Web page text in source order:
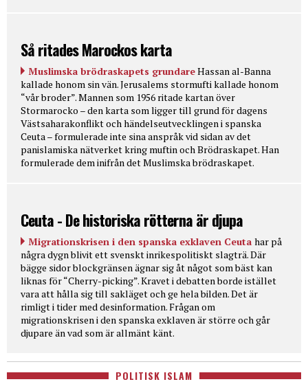
Så ritades Marockos karta
Muslimska brödraskapets grundareHassan al-Banna
kallade honom sin vän. Jerusalems stormufti kallade honom
“vår broder”. Mannen som 1956 ritade kartan över
Stormarocko – den karta som ligger till grund för dagens
Västsaharakonflikt och händelseutvecklingen i spanska
Ceuta – formulerade inte sina anspråk vid sidan av det
panislamiska nätverket kring muftin och Brödraskapet. Han
formulerade dem inifrån det Muslimska brödraskapet.
Ceuta - De historiska rötterna är djupa
Migrationskrisen i den spanska exklaven Ceuta har på
några dygn blivit ett svenskt inrikespolitiskt slagträ. Där
bägge sidor blockgränsen ägnar sig åt något som bäst kan
liknas för “Cherry-picking”. Kravet i debatten borde istället
vara att hålla sig till sakläget och ge hela bilden. Det är
rimligt i tider med desinformation. Frågan om
migrationskrisen i den spanska exklaven är större och går
djupare än vad som är allmänt känt.
POLITISK ISLAM